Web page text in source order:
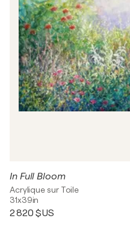
In Full Bloom
Acrylique sur Toile
31x39in
2 820 $US